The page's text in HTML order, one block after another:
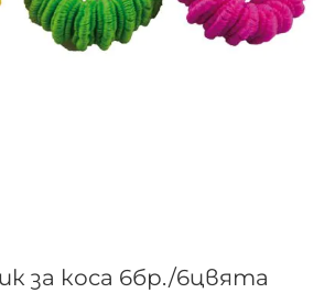
за коса 6бр./6цвята